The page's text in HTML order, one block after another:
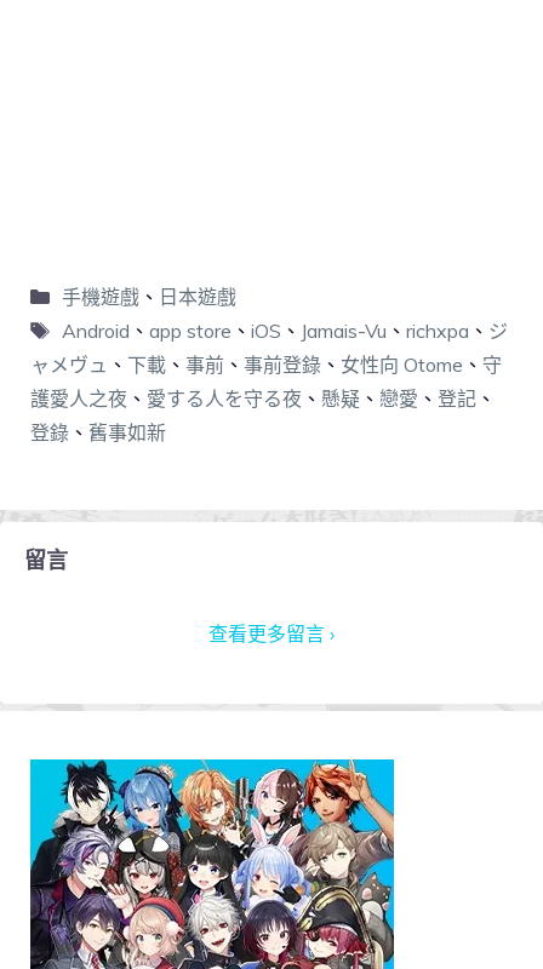
手機遊戲、 日本遊戲
Android 、 app store 、 iOS 、 Jamais-Vu 、 richxpa 、 ジ
ャメヴュ 、 下載 、 事前 、 事前登錄 、 女性向 Otome 、 守
護愛人之夜 、 愛する人を守る夜 、 懸疑 、 戀愛 、 登記 、
登錄 、 舊事如新
留言
查看更多留言 ›